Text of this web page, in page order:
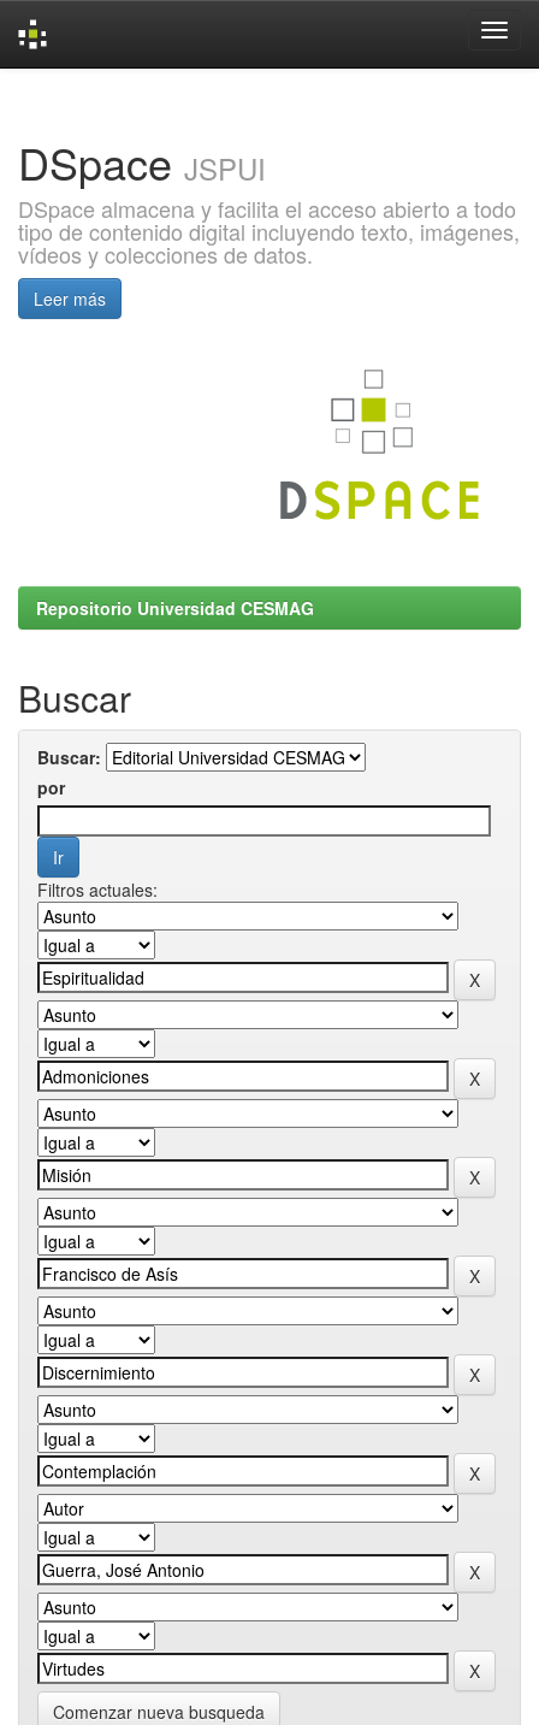
DSpace JSPUI
DSpace almacena y facilita el acceso abierto a todo
tipo de contenido digital incluyendo texto, imágenes,
vídeos y colecciones de datos.
Leer más
Repositorio Universidad CESMAG
Buscar
Buscar:
por
Filtros actuales:
Comenzar nueva busqueda